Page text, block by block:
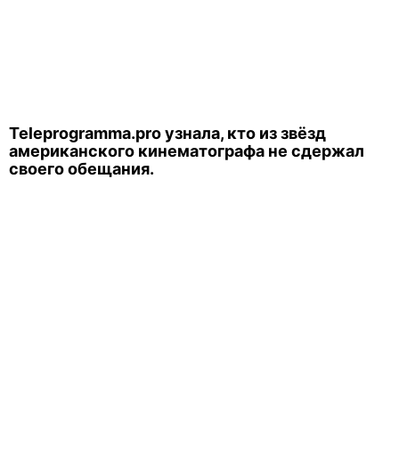
Teleprogramma.pro узнала, кто из звёзд
американского кинематографа не сдержал
своего обещания.